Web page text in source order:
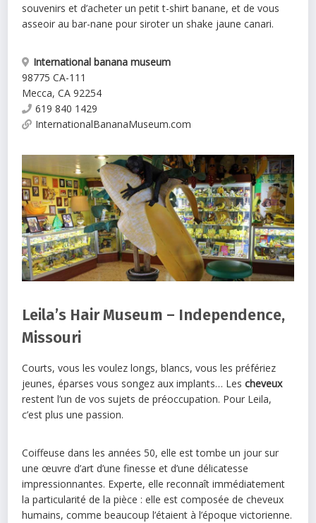
souvenirs et d’acheter un petit t-shirt banane, et de vous
asseoir au bar-nane pour siroter un shake jaune canari.
International banana museum
98775 CA-111
Mecca, CA 92254
619 840 1429
InternationalBananaMuseum.com
Leila’s Hair Museum – Independence,
Missouri
Courts, vous les voulez longs, blancs, vous les préfériez
jeunes, éparses vous songez aux implants… Lescheveux
restent l’un de vos sujets de préoccupation. Pour Leila,
c’est plus une passion.
Coiffeuse dans les années 50, elle est tombe un jour sur
une œuvre d’art d’une finesse et d’une délicatesse
impressionnantes. Experte, elle reconnaît immédiatement
la particularité de la pièce : elle est composée de cheveux
humains, comme beaucoup l’étaient à l’époque victorienne.